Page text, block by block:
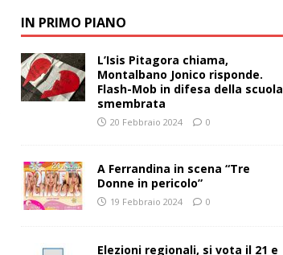
IN PRIMO PIANO
L’Isis Pitagora chiama,
Montalbano Jonico risponde.
Flash-Mob in difesa della scuola
smembrata
20 Febbraio 2024 0
A Ferrandina in scena “Tre
Donne in pericolo”
19 Febbraio 2024 0
Elezioni regionali, si vota il 21 e